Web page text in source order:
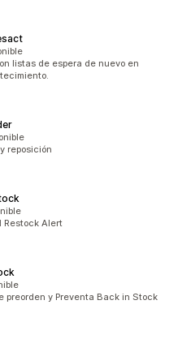
listas de espera de nuevo en
reposición
Restock Alert
preorden y Preventa Back in Stock